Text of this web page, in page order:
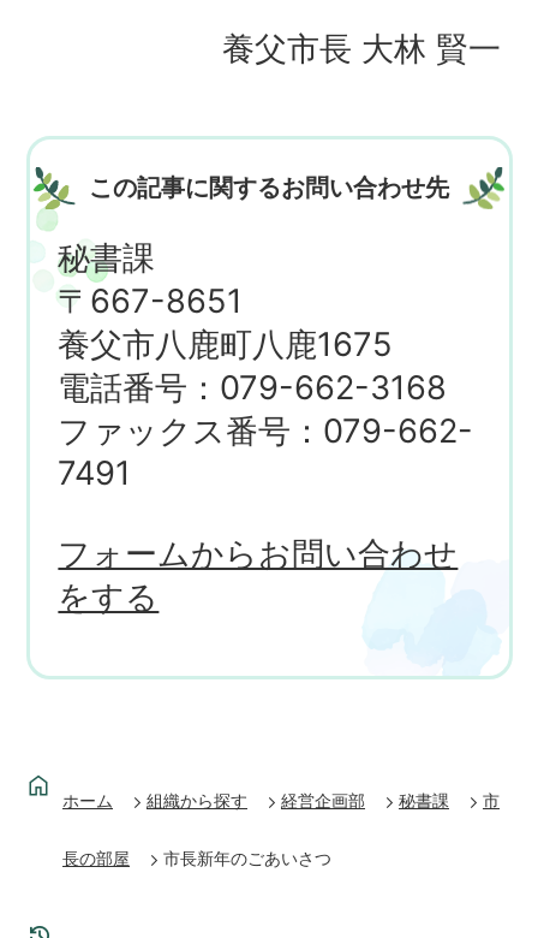
養父市長 大林 賢一
この記事に関するお問い合わせ先
秘書課
〒667-8651
養父市八鹿町八鹿1675
電話番号：079-662-3168
ファックス番号：079-662-
7491
フォームからお問い合わせ
をする
ホーム 組織から探す 経営企画部 秘書課 市
長の部屋 市長新年のごあいさつ